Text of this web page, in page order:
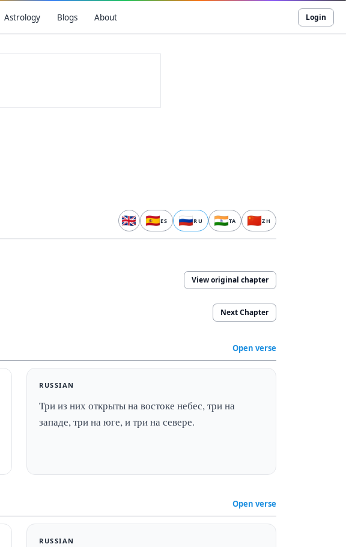
Astrology Blogs About Login
🇬🇧 🇪🇸ES 🇷🇺RU 🇮🇳TA 🇨🇳ZH
View original chapter
Next Chapter
Open verse
RUSSIAN
Три из них открыты на востоке небес, три на
западе, три на юге, и три на севере.
Open verse
RUSSIAN